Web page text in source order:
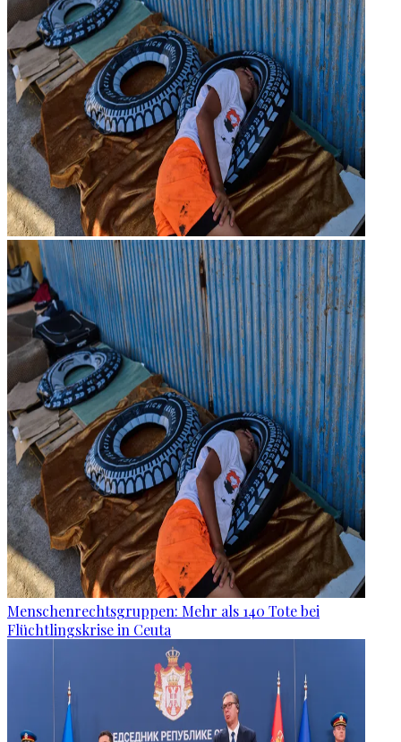
Menschenrechtsgruppen: Mehr als 140 Tote bei
Flüchtlingskrise in Ceuta